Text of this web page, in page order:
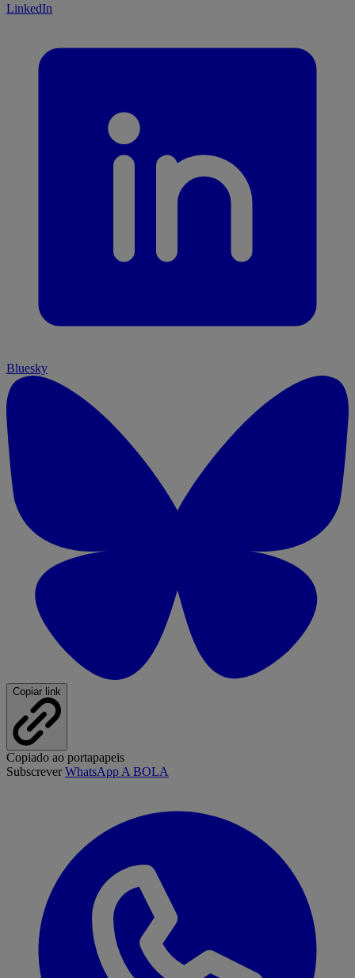
LinkedIn
Bluesky
Copiar link
Copiado ao portapapeis
SubscreverWhatsApp A BOLA